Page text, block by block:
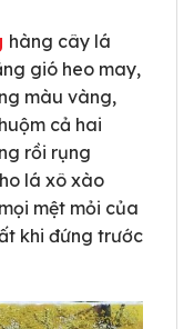
hàng cây lá
gió heo may,
màu vàng,
cả hai
rồi rụng
lá xô xào
mệt mỏi của
khi đứng trước